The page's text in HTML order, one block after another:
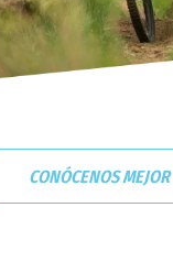
CONÓCENOS MEJOR